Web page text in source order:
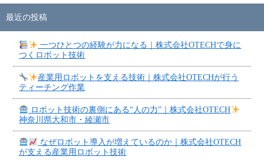
最近の投稿
一つひとつの経験が力になる｜株式会社OTECHで身に
つくロボット技術
産業用ロボットを支える技術｜株式会社OTECHが行う
ティーチング作業
ロボット技術の裏側にある“人の力”｜株式会社OTECH
神奈川県大和市・綾瀬市
なぜロボット導入が増えているのか｜株式会社OTECH
が支える産業用ロボット技術